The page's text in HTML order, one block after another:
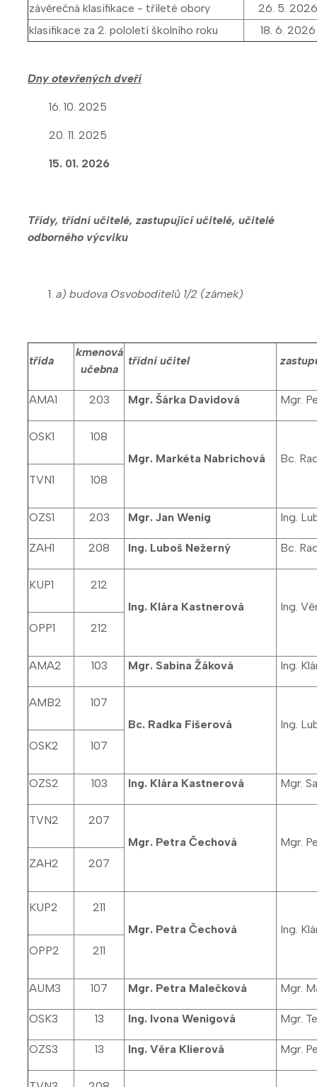
závěrečná klasifikace - tříleté obory
26. 5. 2026
klasifikace za 2. pololetí školního roku
18. 6. 2026
Dny otevřených dveří
16. 10. 2025
20. 11. 2025
15. 01. 2026
Třídy, třídní učitelé, zastupující učitelé, učitelé
odborného výcviku
a) budova Osvoboditelů 1/2 (zámek)
třída
kmenová
učebna
třídní učitel
AMA1 203 Mgr. Šárka Davidová Mgr.
OSK1
108
Mgr. Markéta Nabrichová
Bc.
TVN1
108
OZS1 203 Mgr. Jan Wenig Ing.
ZAH1 208 Ing. Luboš Nežerný Bc.
KUP1
212
Ing. Klára Kastnerová
Ing.
OPP1
212
AMA2 103 Mgr. Sabina Žáková Ing.
AMB2
107
Bc. Radka Fišerová
Ing.
OSK2
107
OZS2 103 Ing. Klára Kastnerová Mgr.
TVN2
207
Mgr. Petra Čechová
Mgr.
ZAH2
207
KUP2
211
Mgr. Petra Čechová
Ing.
OPP2
211
AUM3 107 Mgr. Petra Malečková Mgr.
OSK3 13 Ing. Ivona Wenigová Mgr.
OZS3 13 Ing. Věra Klierová Mgr.